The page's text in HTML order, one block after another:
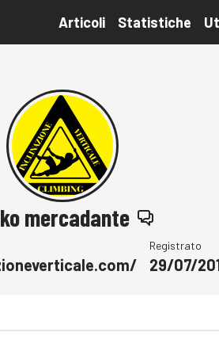
Articoli Statistiche
mercadante
Registrato
29/07/